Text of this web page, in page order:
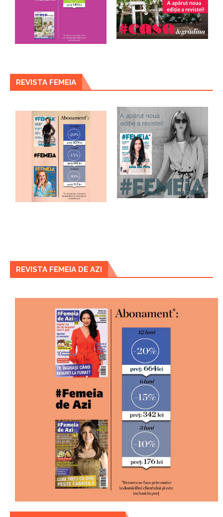
REVISTA FEMEIA
REVISTA FEMEIA DE AZI